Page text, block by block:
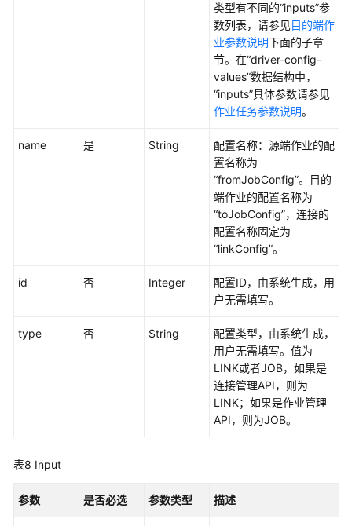
题
视
类型有不同的“inputs”参
数列表，请参见目的端作
业参数说明下面的子章
节。在“driver-config-
values”数据结构中，
“inputs”具体参数请参见
作业任务参数说明。
name 是 String
配置名称：源端作业的配
置名称为
“fromJobConfig”。目的
端作业的配置名称为
“toJobConfig”，连接的
配置名称固定为
“linkConfig”。
id 否 Integer
配置ID，由系统生成，用
户无需填写。
type 否 String
配置类型，由系统生成，
用户无需填写。值为
LINK或者JOB，如果是
连接管理API，则为
LINK；如果是作业管理
API，则为JOB。
表8 Input
参数 是否必选 参数类型 描述